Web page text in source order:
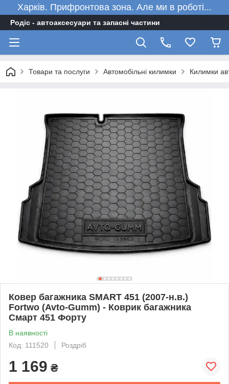
Харків. Прифронтова зона. Але ми в роботі...
Родіс - автоаксесуари та запасні частини
Товари та послуги Автомобільні килимки Килимки
Ковер багажника SMART 451 (2007-н.в.)
Fortwo (Avto-Gumm) - Коврик багажника
Смарт 451 Форту
В наявності
Код: 111520
Роздріб
1 169 ₴